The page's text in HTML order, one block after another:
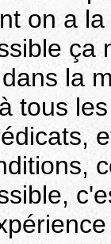
on a
ça
la
tous